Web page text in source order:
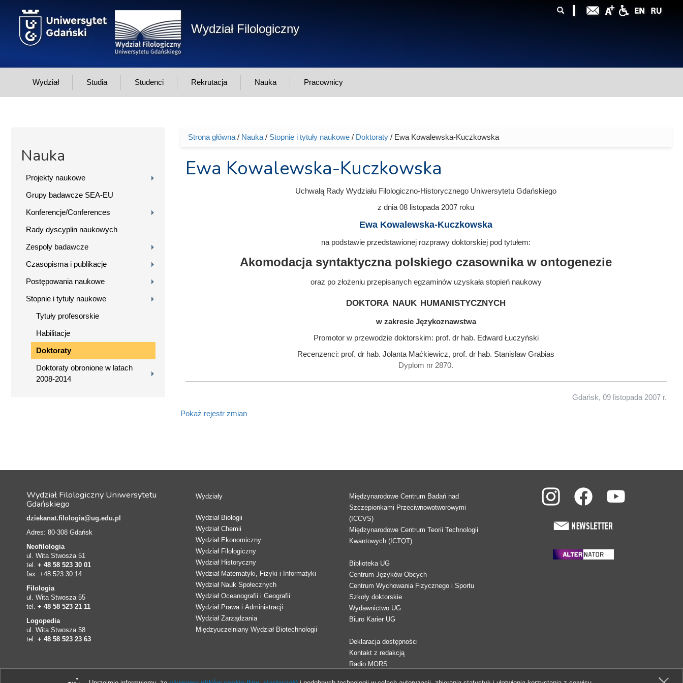
Wydział Filologiczny
Wydział Studia Studenci Rekrutacja Nauka Pracownicy
Nauka
Projekty naukowe
Grupy badawcze SEA-EU
Konferencje/Conferences
Rady dyscyplin naukowych
Zespoły badawcze
Czasopisma i publikacje
Postępowania naukowe
Stopnie i tytuły naukowe
Tytuły profesorskie
Habilitacje
Doktoraty
Doktoraty obronione w latach
2008-2014
Jesteś tutaj
Strona główna/ Nauka/ Stopnie i tytuły naukowe/ Doktoraty/ Ewa Kowalewska-Kuczkowska
Ewa Kowalewska-Kuczkowska
Uchwałą Rady Wydziału Filologiczno-Historycznego Uniwersytetu Gdańskiego
z dnia 08 listopada 2007 roku
Ewa Kowalewska-Kuczkowska
na podstawie przedstawionej rozprawy doktorskiej pod tytułem:
Akomodacja syntaktyczna polskiego czasownika w ontogenezie
oraz po złożeniu przepisanych egzaminów uzyskała stopień naukowy
doktora nauk humanistycznych
w zakresie Językoznawstwa
Promotor w przewodzie doktorskim: prof. dr hab. Edward Łuczyński
Recenzenci: prof. dr hab. Jolanta Maćkiewicz, prof. dr hab. Stanisław Grabias
Dyplom nr 2870.
Gdańsk, 09 listopada 2007 r.
Pokaż rejestr zmian
Wydział Filologiczny Uniwersytetu
Gdańskiego
dziekanat.filologia@ug.edu.pl
Adres: 80-308 Gdańsk
Neofilologia
ul. Wita Stwosza 51
tel. + 48 58 523 30 01
fax. +48 523 30 14
Filologia
ul. Wita Stwosza 55
tel. + 48 58 523 21 11
Logopedia
ul. Wita Stwosza 58
tel. + 48 58 523 23 63
Wydziały
Wydział Biologii
Wydział Chemii
Wydział Ekonomiczny
Wydział Filologiczny
Wydział Historyczny
Wydział Matematyki, Fizyki i Informatyki
Wydział Nauk Społecznych
Wydział Oceanografii i Geografii
Wydział Prawa i Administracji
Wydział Zarządzania
Międzyuczelniany Wydział Biotechnologii
Międzynarodowe Centrum Badań nad
Szczepionkami Przeciwnowotworowymi
(ICCVS)
Międzynarodowe Centrum Teorii Technologii
Kwantowych (ICTQT)
Biblioteka UG
Centrum Języków Obcych
Centrum Wychowania Fizycznego i Sportu
Szkoły doktorskie
Wydawnictwo UG
Biuro Karier UG
Deklaracja dostępności
Kontakt z redakcją
Radio MORS